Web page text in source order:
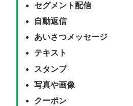
セグメント配信
自動返信
あいさつメッセージ
テキスト
スタンプ
写真や画像
クーポン